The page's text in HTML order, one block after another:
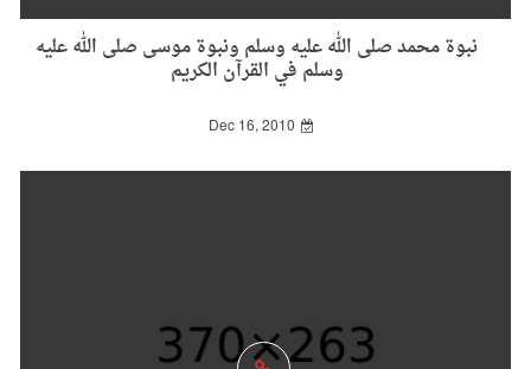
نبوة محمد صلى الله عليه وسلم ونبوة موسى صلى الله عليه
وسلم في القرآن الكريم
Dec 16, 2010